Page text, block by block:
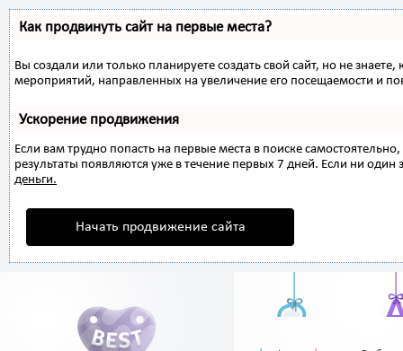
Как продвинуть сайт на первые места?
Вы создали или только планируете создать свой сайт, но не
мероприятий, направленных на увеличение его посещаемости и
Ускорение продвижения
Если вам трудно попасть на первые места в поиске
результаты появляются уже в течение первых 7 дней. Если ни один
деньги.
Начать продвижение сайта